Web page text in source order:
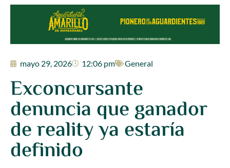
mayo 29, 2026 12:06 pm General
Exconcursante
denuncia que ganador
de reality ya estaría
definido